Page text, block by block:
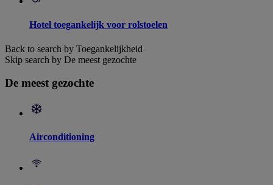
Hotel toegankelijk voor rolstoelen
Back to search by Toegankelijkheid
Skip search by De meest gezochte
De meest gezochte
Airconditioning